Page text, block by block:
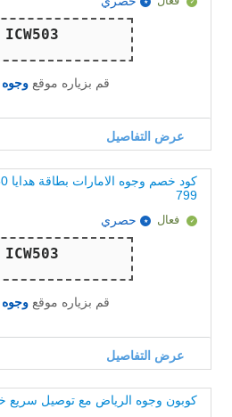
قم بزياره موقع وجوه Faces
عرض التفاصيل
799
فعال حصري
قم بزياره موقع وجوه Faces
عرض التفاصيل
كوبون وجوه الرياض مع توصيل سريع